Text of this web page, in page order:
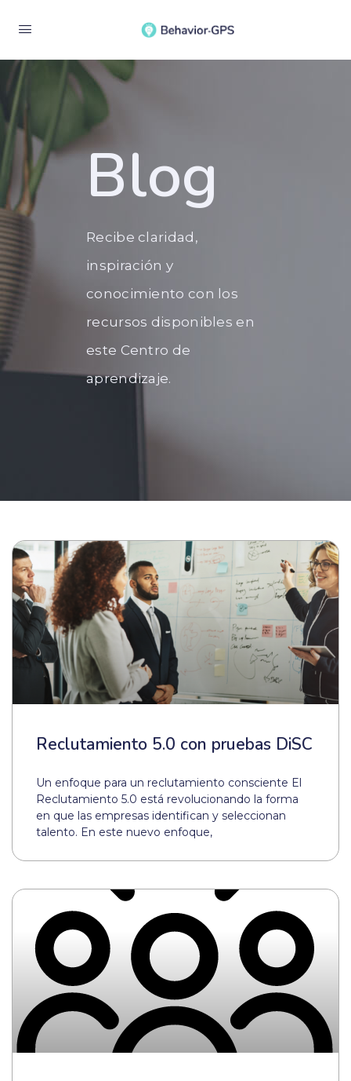
para su empresa
del desempeño
Blog
Recibe claridad,
inspiración y
conocimiento con los
recursos disponibles en
este Centro de
aprendizaje.
Reclutamiento 5.0 con pruebas DiSC
Un enfoque para un reclutamiento consciente El
Reclutamiento 5.0 está revolucionando la forma
en que las empresas identifican y seleccionan
talento. En este nuevo enfoque,